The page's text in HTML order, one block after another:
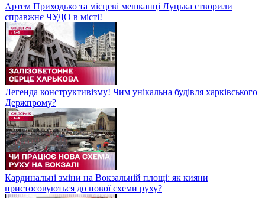
Артем Приходько та місцеві мешканці Луцька створили
справжнє ЧУДО в місті!
Легенда конструктивізму! Чим унікальна будівля харківського
Держпрому?
Кардинальні зміни на Вокзальній площі: як кияни
пристосовуються до нової схеми руху?